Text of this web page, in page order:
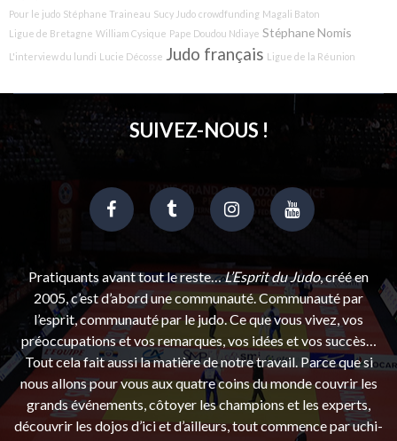
Pour le judo Stéphane Traineau Sucy Judo crowdfunding Magali Baton
Ligue de Bretagne William Cysique Pape Doudou Ndiaye Stéphane Nomis
L'interview du lundi Lucie Décosse Judo français Ligue de la Réunion
SUIVEZ-NOUS !
Pratiquants avant tout le reste…L’Esprit du Judo, créé en
2005, c’est d’abord une communauté. Communauté par
l’esprit, communauté par le judo. Ce que vous vivez, vos
préoccupations et vos remarques, vos idées et vos succès…
Tout cela fait aussi la matière de notre travail. Parce que si
nous allons pour vous aux quatre coins du monde couvrir les
grands événements, côtoyer les champions et les experts,
découvrir les dojos d’ici et d’ailleurs, tout commence par uchi-